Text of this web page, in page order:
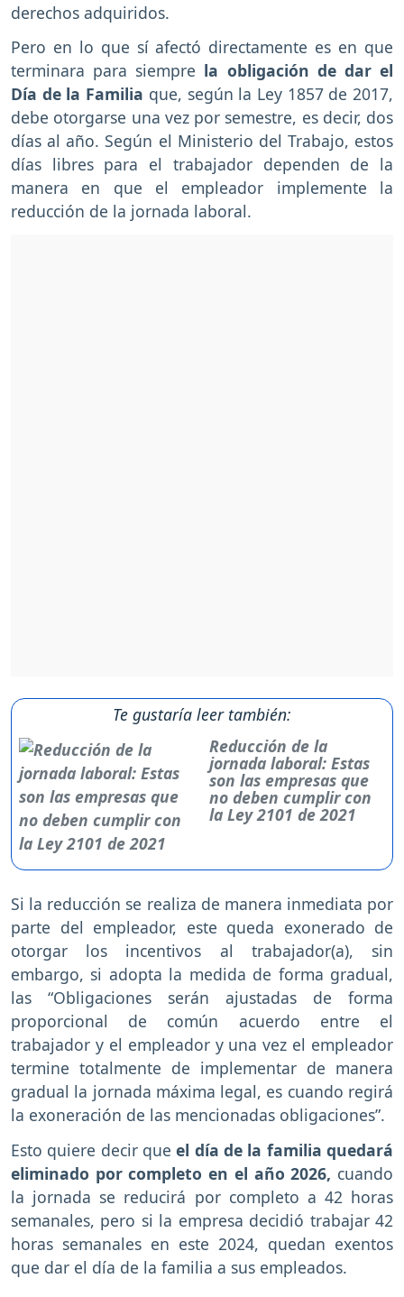
derechos adquiridos.
Pero en lo que sí afectó directamente es en que
terminara para siempre la obligación de dar el
Día de la Familia que, según la Ley 1857 de 2017,
debe otorgarse una vez por semestre, es decir, dos
días al año. Según el Ministerio del Trabajo, estos
días libres para el trabajador dependen de la
manera en que el empleador implemente la
reducción de la jornada laboral.
Te gustaría leer también:
Reducción de la
jornada laboral: Estas
son las empresas que
no deben cumplir con
la Ley 2101 de 2021
Si la reducción se realiza de manera inmediata por
parte del empleador, este queda exonerado de
otorgar los incentivos al trabajador(a), sin
embargo, si adopta la medida de forma gradual,
las “Obligaciones serán ajustadas de forma
proporcional de común acuerdo entre el
trabajador y el empleador y una vez el empleador
termine totalmente de implementar de manera
gradual la jornada máxima legal, es cuando regirá
la exoneración de las mencionadas obligaciones”.
Esto quiere decir queel día de la familia quedará
eliminado por completo en el año 2026, cuando
la jornada se reducirá por completo a 42 horas
semanales, pero si la empresa decidió trabajar 42
horas semanales en este 2024, quedan exentos
que dar el día de la familia a sus empleados.